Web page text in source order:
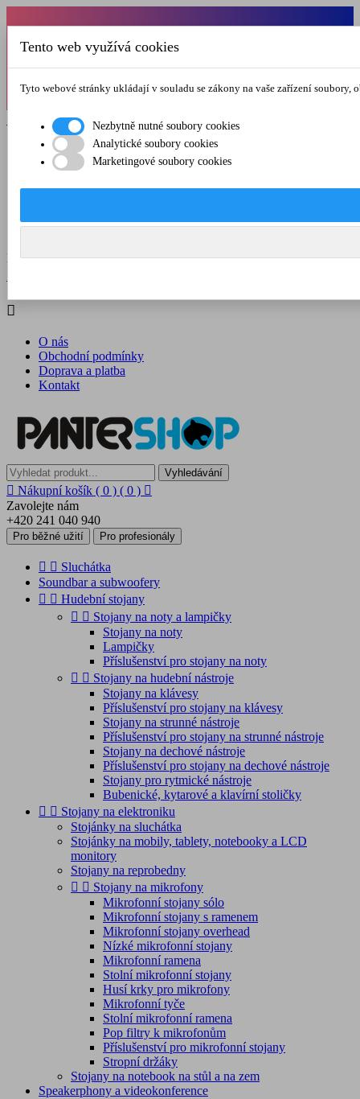
Od 1.7.-31.8.2026 budeme mít v pátek
zkrácenou provozní dobu do 12.00 hod. Přejeme
Registrovat  Přihlásit se
O nás
Kontakt
Menu  

O nás
Obchodní podmínky
Doprava a platba
Kontakt
Vyhledávání
 Nákupní košík ( 0 ) ( 0 ) 
Zavolejte nám
+420 241 040 940
Pro běžné užití Pro profesionály
  Sluchátka
Soundbar a subwoofery
  Hudební stojany
  Stojany na noty a lampičky
Stojany na noty
Lampičky
Příslušenství pro stojany na noty
  Stojany na hudební nástroje
Stojany na klávesy
Příslušenství pro stojany na klávesy
Stojany na strunné nástroje
Příslušenství pro stojany na strunné nástroje
Stojany na dechové nástroje
Příslušenství pro stojany na dechové nástroje
Stojany pro rytmické nástroje
Bubenické, kytarové a klavírní stoličky
  Stojany na elektroniku
Stojánky na sluchátka
Stojánky na mobily, tablety, notebooky a LCD
monitory
Stojany na reprobedny
  Stojany na mikrofony
Mikrofonní stojany sólo
Mikrofonní stojany s ramenem
Mikrofonní stojany overhead
Nízké mikrofonní stojany
Mikrofonní ramena
Stolní mikrofonní stojany
Husí krky pro mikrofony
Mikrofonní tyče
Stolní mikrofonní ramena
Pop filtry k mikrofonům
Příslušenství pro mikrofonní stojany
Stropní držáky
Stojany na notebook na stůl a na zem
Speakerphony a videokonference
Tento web využívá cookies
Tyto webové stránky ukládají v souladu se zákony na vaše zařízení
Nezbytně nutné soubory cookies
Analytické soubory cookies
Marketingové soubory cookies